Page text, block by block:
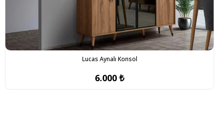
Lucas Aynalı Konsol
6.000 ₺